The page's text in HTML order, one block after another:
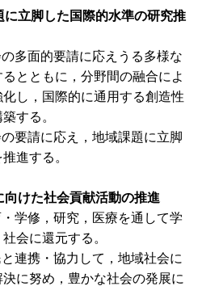
に立脚した国際的水準の研究推
多面的要請に応えうる多様な
とともに，分野間の融合によ
し，国際的に通用する創造性
する。
要請に応え，地域課題に立脚
推進する。
向けた社会貢献活動の推進
学修，研究，医療を通して学
会に還元する。
連携・協力して，地域社会に
に努め，豊かな社会の発展に